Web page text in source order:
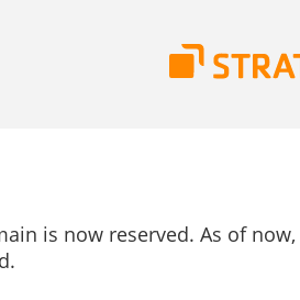
is now reserved. As of